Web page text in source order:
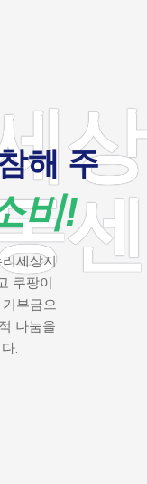
상
센
해 주
비!
세상지
쿠팡이
부금으
나눔을
.